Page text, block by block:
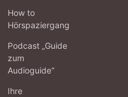
How to
Hörspaziergang
Podcast „Guide
zum
Audioguide“
Ihre